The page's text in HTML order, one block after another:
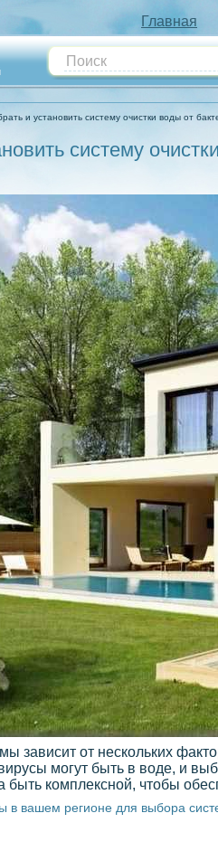
Главная
и установить систему очистки воды от
систему
зависит от нескольких
могут быть в воде, и
быть комплексной, чтобы
в вашем регионе для выбора